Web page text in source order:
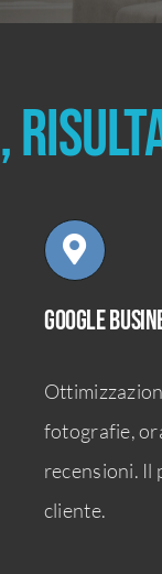
Google
fotografie,
recensioni. Il
cliente.